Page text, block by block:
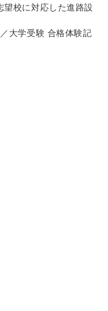
望校に対応した進路設
大学受験 合格体験記